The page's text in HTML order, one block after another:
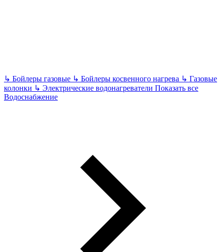
↳ Бойлеры газовые ↳ Бойлеры косвенного нагрева ↳ Газовые
колонки ↳ Электрические водонагреватели Показать все
Водоснабжение